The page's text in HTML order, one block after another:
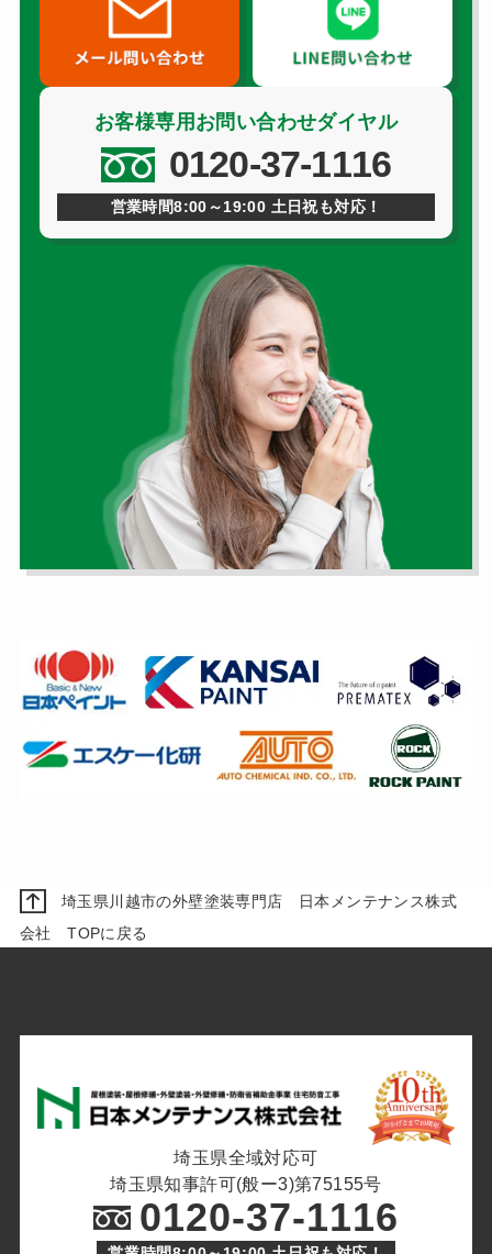
お客様専用お問い合わせダイヤル
0120-37-1116
営業時間8:00～19:00 土日祝も対応！
埼玉県川越市の外壁塗装専門店 日本メンテナンス株式
会社 TOPに戻る
埼玉県全域対応可
埼玉県知事許可(般ー3)第75155号
0120-37-1116